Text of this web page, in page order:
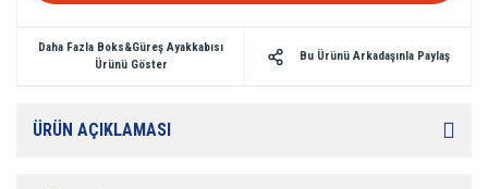
Daha Fazla Boks&Güreş Ayakkabısı
Ürünü Göster
Bu Ürünü Arkadaşınla Paylaş
ÜRÜN AÇIKLAMASI